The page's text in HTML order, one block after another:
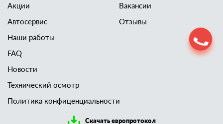
Акции
Автосервис
Наши работы
Вакансии
Отзывы
FAQ
Новости
Технический осмотр
Политика конфиценциальности
Скачать европротокол